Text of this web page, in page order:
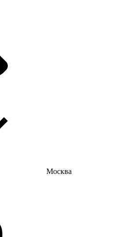
Москва